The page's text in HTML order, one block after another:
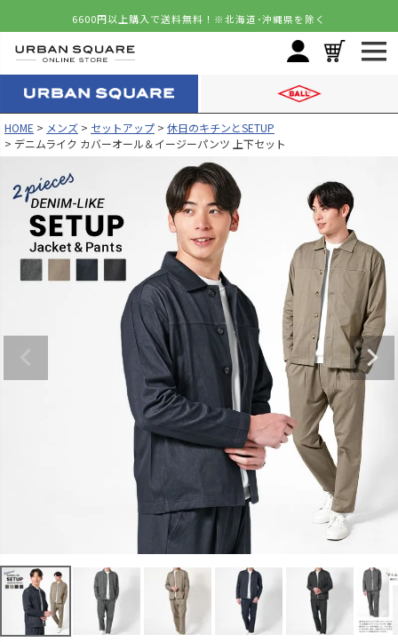
6600円以上購入で送料無料！ ※北海道･沖縄県を除く
HOME メンズ セットアップ
休日のキチンとSETUP
デニムライク カバーオール＆イージーパンツ 上下セット
残りわずか
カートに入れる
残りわずか
カートに入れる
残りわずか
カートに入れる
再入荷お知らせ
在庫切れ
LL
残りわずか
カートに入れる
ネイビー